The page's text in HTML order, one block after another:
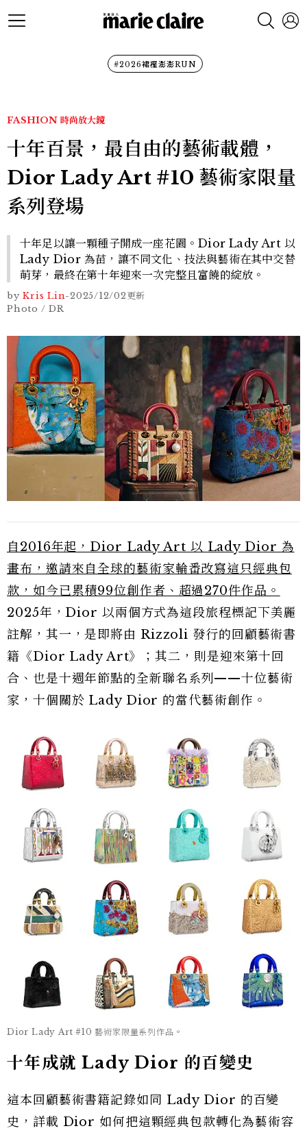
#2026裙襬澎澎RUN
FASHION 時尚放大鏡
十年百景，最自由的藝術載體，
Dior Lady Art #10 藝術家限量
系列登場
十年足以讓一顆種子開成一座花園。Dior Lady Art 以
Lady Dior 為苗，讓不同文化、技法與藝術在其中交替
萌芽，最終在第十年迎來一次完整且富饒的綻放。
by Kris Lin-2025/12/02更新
Photo / DR
自2016年起，Dior Lady Art 以 Lady Dior 為
畫布，邀請來自全球的藝術家輪番改寫這只經典包
款，如今已累積99位創作者、超過270件作品。
2025年，Dior 以兩個方式為這段旅程標記下美麗
註解，其一，是即將由 Rizzoli 發行的回顧藝術書
籍《Dior Lady Art》；其二，則是迎來第十回
合、也是十週年節點的全新聯名系列——十位藝術
家，十個關於 Lady Dior 的當代藝術創作。
Dior Lady Art #10 藝術家限量系列作品。
十年成就 Lady Dior 的百變史
這本回顧藝術書籍記錄如同 Lady Dior 的百變
史，詳載 Dior 如何把這顆經典包款轉化為藝術容